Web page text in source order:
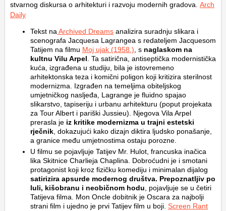
stvarnog diskursa o arhitekturi i razvoju modernih gradova. Arch
Daily
Tekst naArchived Dreams analizira suradnju slikara i
scenografa Jacquesa Lagrangea s redateljem Jacquesom
Tatijem na filmu Moj ujak (1958.), s naglaskom na
kultnu Vilu Arpel. Ta satirična, antiseptička modernistička
kuća, izgrađena u studiju, bila je istovremeno
arhitektonska teza i komični poligon koji kritizira sterilnost
modernizma. Izgrađen na temeljima obiteljskog
umjetničkog nasljeđa, Lagrange je fluidno spajao
slikarstvo, tapiseriju i urbanu arhitekturu (poput projekata
za Tour Albert i pariški Jussieu). Njegova Vila Arpel
prerasla je iz kritike modernizma u trajni estetski
rječnik, dokazujući kako dizajn diktira ljudsko ponašanje,
a granice među umjetnostima ostaju porozne.
U filmu se pojavljuje Tatijev Mr. Hulot, francuska inačica
lika Skitnice Charlieja Chaplina. Dobroćudni je i smotani
protagonist koji kroz fizičku komediju i minimalan dijalog
satirizira apsurde modernog društva. Prepoznatljiv po
luli, kišobranu i neobičnom hodu, pojavljuje se u četiri
Tatijeva filma. Mon Oncle dobitnik je Oscara za najbolji
strani film i ujedno je prvi Tatijev film u boji. Screen Rant